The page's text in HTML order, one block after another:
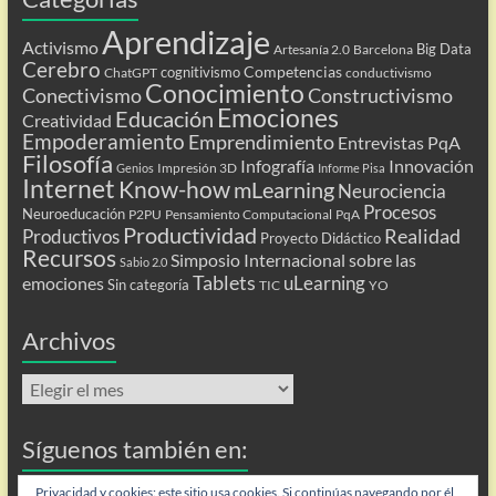
Activismo Aprendizaje Artesanía 2.0 Barcelona Big Data
Cerebro ChatGPT cognitivismo Competencias conductivismo
ConectivismoConocimientoConstructivismo
Creatividad Educación Emociones
Empoderamiento Emprendimiento Entrevistas PqA
Filosofía Genios Impresión 3D Infografía Informe Pisa Innovación
Internet Know-howmLearning Neurociencia
Neuroeducación P2PU Pensamiento Computacional PqA Procesos
Productivos Productividad Proyecto Didáctico Realidad
Recursos Sabio 2.0 Simposio Internacional sobre las
emociones Sin categoría Tablets TIC uLearning YO
Archivos
Archivos
Síguenos también en:
Privacidad y cookies: este sitio usa cookies. Si continúas navegando por él,